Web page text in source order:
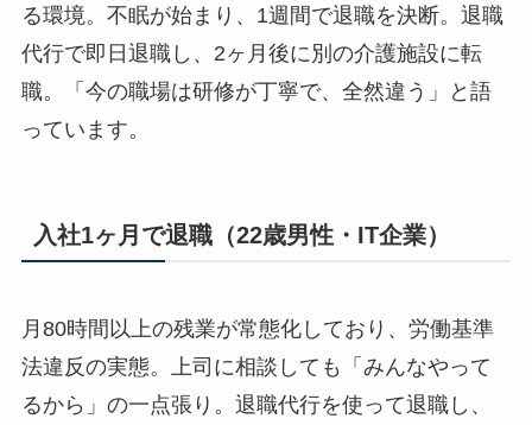
る環境。不眠が始まり、1週間で退職を決断。退職
代行で即日退職し、2ヶ月後に別の介護施設に転
職。「今の職場は研修が丁寧で、全然違う」と語
っています。
入社1ヶ月で退職（22歳男性・IT企業）
月80時間以上の残業が常態化しており、労働基準
法違反の実態。上司に相談しても「みんなやって
るから」の一点張り。退職代行を使って退職し、